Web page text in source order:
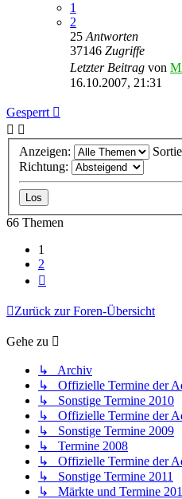
1
2
25Antworten
37146 Zugriffe
Letzter Beitrag von
16.10.2007, 21:31
Gesperrt
Anzeigen:
Richtung:
66 Themen
1
2
Zurück zur Foren-Übersicht
Gehe zu
↳ Archiv
↳ Offizielle Termine der
↳ Sonstige Termine 2010
↳ Offizielle Termine der
↳ Sonstige Termine 2009
↳ Termine 2008
↳ Offizielle Termine der
↳ Sonstige Termine 2011
↳ Märkte und Termine